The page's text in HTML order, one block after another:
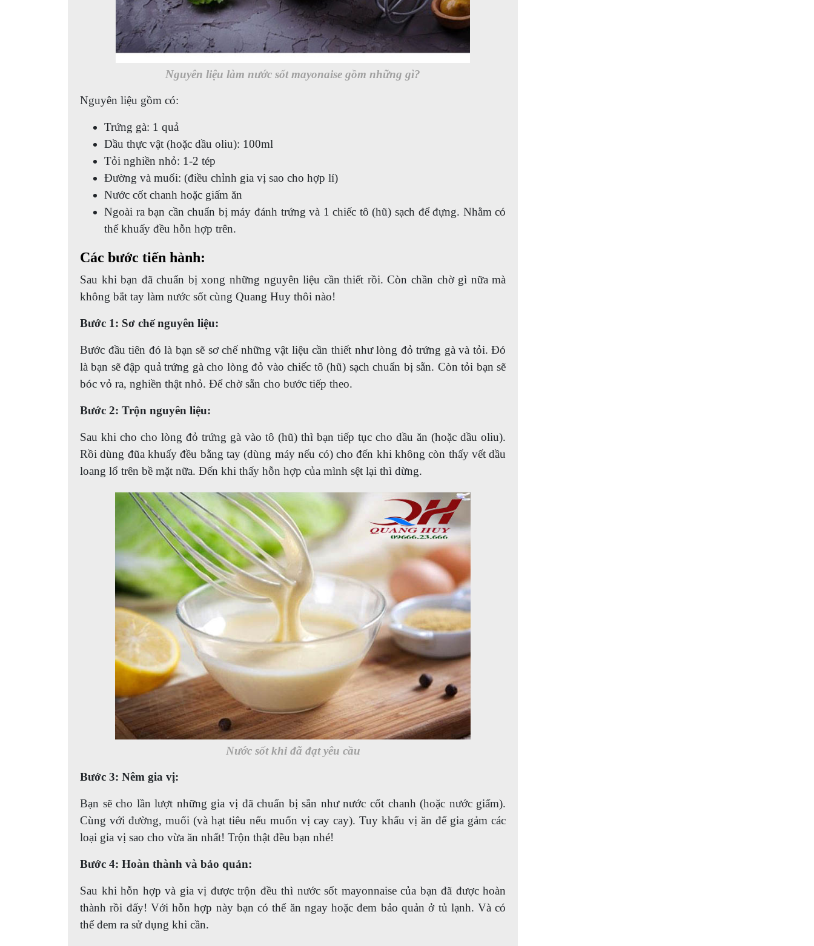
Nguyên liệu làm nước sốt mayonaise gồm những gì?
Nguyên liệu gồm có:
Trứng gà: 1 quả
Dầu thực vật (hoặc dầu oliu): 100ml
Tỏi nghiền nhỏ: 1-2 tép
Đường và muối: (điều chỉnh gia vị sao cho hợp lí)
Nước cốt chanh hoặc giấm ăn
Ngoài ra bạn cần chuẩn bị máy đánh trứng và 1 chiếc tô (hũ) sạch để đựng. Nhằm có
thể khuấy đều hỗn hợp trên.
Các bước tiến hành:
Sau khi bạn đã chuẩn bị xong những nguyên liệu cần thiết rồi. Còn chần chờ gì nữa mà
không bắt tay làm nước sốt cùng Quang Huy thôi nào!
Bước 1: Sơ chế nguyên liệu:
Bước đầu tiên đó là bạn sẽ sơ chế những vật liệu cần thiết như lòng đỏ trứng gà và tỏi. Đó
là bạn sẽ đập quả trứng gà cho lòng đỏ vào chiếc tô (hũ) sạch chuẩn bị sẵn. Còn tỏi bạn sẽ
bóc vỏ ra, nghiền thật nhỏ. Để chờ sẵn cho bước tiếp theo.
Bước 2: Trộn nguyên liệu:
Sau khi cho cho lòng đỏ trứng gà vào tô (hũ) thì bạn tiếp tục cho dầu ăn (hoặc dầu oliu).
Rồi dùng đũa khuấy đều bằng tay (dùng máy nếu có) cho đến khi không còn thấy vết dầu
loang lổ trên bề mặt nữa. Đến khi thấy hỗn hợp của mình sệt lại thì dừng.
Nước sốt khi đã đạt yêu cầu
Bước 3: Nêm gia vị:
Bạn sẽ cho lần lượt những gia vị đã chuẩn bị sẵn như nước cốt chanh (hoặc nước giấm).
Cùng với đường, muối (và hạt tiêu nếu muốn vị cay cay). Tuy khẩu vị ăn để gia gảm các
loại gia vị sao cho vừa ăn nhất! Trộn thật đều bạn nhé!
Bước 4: Hoàn thành và bảo quản:
Sau khi hỗn hợp và gia vị được trộn đều thì nước sốt mayonnaise của bạn đã được hoàn
thành rồi đấy! Với hỗn hợp này bạn có thể ăn ngay hoặc đem bảo quản ở tủ lạnh. Và có
thể đem ra sử dụng khi cần.